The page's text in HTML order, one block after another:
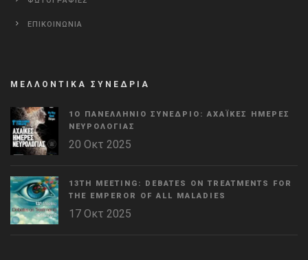
ΕΠΙΚΟΙΝΩΝΙΑ
ΜΕΛΛΟΝΤΙΚΑ ΣΥΝΕΔΡΙΑ
1Ο ΠΑΝΕΛΛΉΝΙΟ ΣΥΝΈΔΡΙΟ: ΑΧΑΪΚΈΣ ΗΜΈΡΕΣ
ΝΕΥΡΟΛΟΓΊΑΣ
20 Οκτ 2025
13TH MEETING: DEBATES ON TREATMENTS FOR
THE EMPEROR OF ALL MALADIES
17 Οκτ 2025